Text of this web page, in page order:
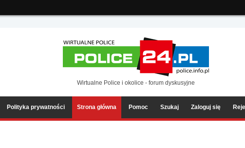
Wirtualne Police i okolice - forum dyskusyjne
Polityka prywatności Strona główna Pomoc Szukaj Zaloguj się